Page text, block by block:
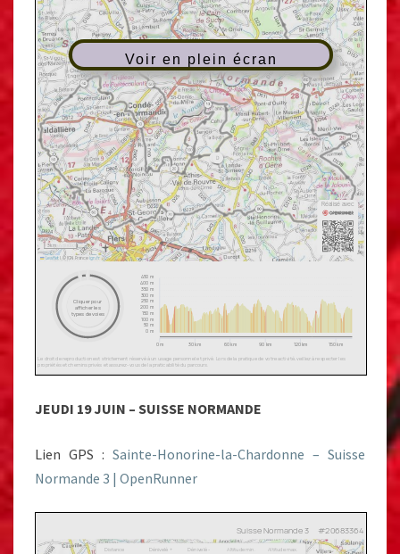
Voir en plein écran
JEUDI 19 JUIN – SUISSE NORMANDE
Lien GPS : Sainte-Honorine-la-Chardonne – Suisse
Normande 3 | OpenRunner